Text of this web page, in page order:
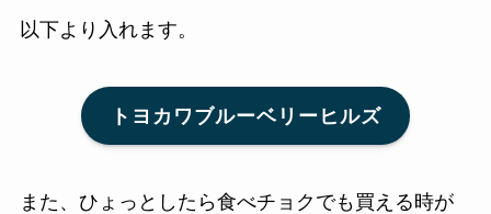
以下より入れます。
トヨカワブルーベリーヒルズ
また、ひょっとしたら食べチョクでも買える時が